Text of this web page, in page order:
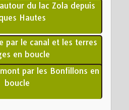
du lac Zola depuis
Hautes
par le canal et les terres
en boucle
par les Bonfillons en
boucle